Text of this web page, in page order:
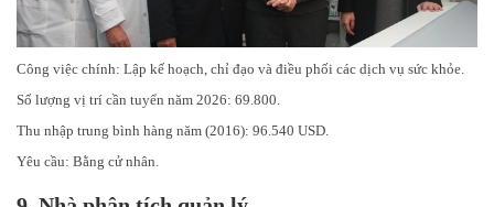
Công việc chính: Lập kế hoạch, chỉ đạo và điều phối các dịch vụ sức khỏe.
Số lượng vị trí cần tuyển năm 2026: 69.800.
Thu nhập trung bình hàng năm (2016): 96.540 USD.
Yêu cầu: Bằng cử nhân.